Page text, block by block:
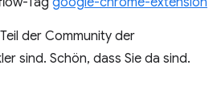
der Community der
sind. Schön, dass Sie da sind.